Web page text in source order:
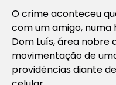
O crime aconteceu
com um amigo, numa
Dom Luís, área nobre
movimentação de
providências diante